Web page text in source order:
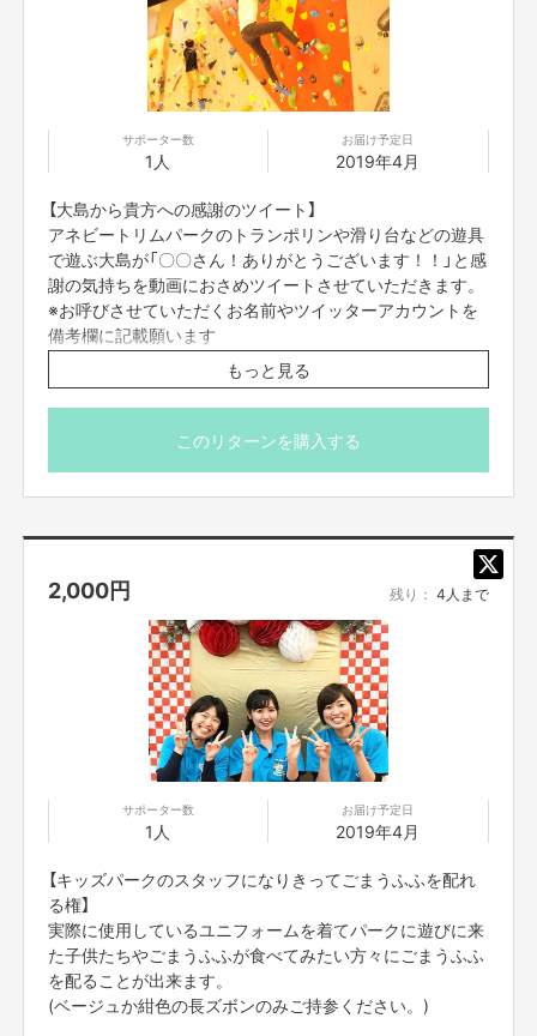
サポーター数
1人
お届け予定日
2019年4月
【大島から貴方への感謝のツイート】
アネビートリムパークのトランポリンや滑り台などの遊具
で遊ぶ大島が「〇〇さん！ありがとうございます！！」と感
謝の気持ちを動画におさめツイートさせていただきます。
※お呼びさせていただくお名前やツイッターアカウントを
備考欄に記載願います
もっと見る
このリターンを購入する
2,000円 残り： 4人まで
サポーター数
1人
お届け予定日
2019年4月
【キッズパークのスタッフになりきってごまうふふを配れ
る権】
実際に使用しているユニフォームを着てパークに遊びに来
た子供たちやごまうふふが食べてみたい方々にごまうふふ
を配ることが出来ます。
(ベージュか紺色の長ズボンのみご持参ください。)